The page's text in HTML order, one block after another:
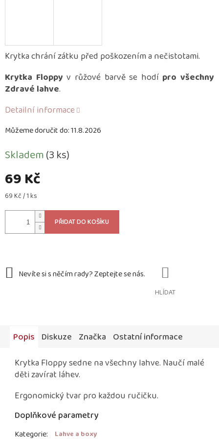
69 Kč
Měrná
69 Kč / 1 ks
Skladem(3 ks)
Můžeme doručit do:11.8.2026
PŘIDAT DO KOŠÍKU
Krytka chrání zátku před poškozením a nečistotami.
Krytka Floppy v růžové barvě se hodí pro všechny
Zdravé lahve.
Detailní informace
HLÍDAT
Popis Diskuze Značka Ostatní informace
Krytka Floppy sedne na všechny lahve. Naučí malé
děti zavírat láhev.
Ergonomický tvar pro každou ručičku.
Doplňkové parametry
Kategorie: Lahve a boxy